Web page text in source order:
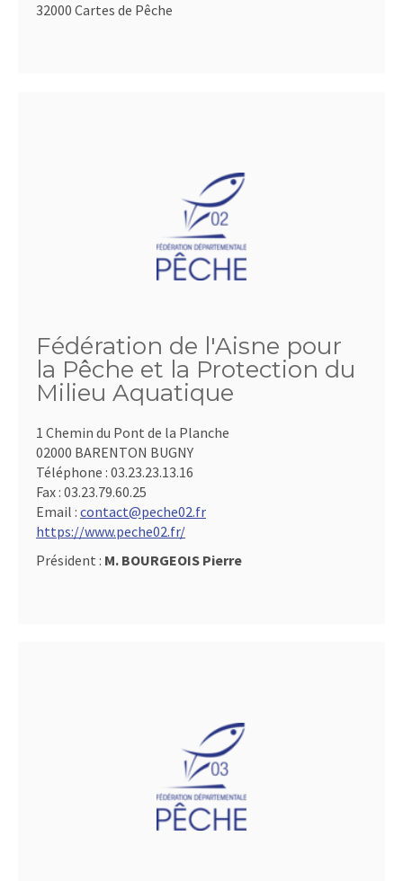
32000 Cartes de Pêche
Fédération de l'Aisne pour
la Pêche et la Protection du
Milieu Aquatique
1 Chemin du Pont de la Planche
02000 BARENTON BUGNY
Téléphone : 03.23.23.13.16
Fax : 03.23.79.60.25
Email : contact@peche02.fr
https://www.peche02.fr/
Président : M. BOURGEOIS Pierre